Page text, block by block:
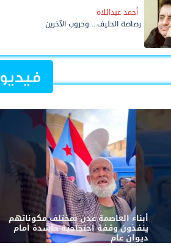
أحمد عبداللاه
رصاصة الحليف... وحروب الآخرين
فيديو
أبناء العاصمة عدن بمختلف مكوناتهم
ينفذون وقفة احتجاجية حاشدة أمام
ديوان عام